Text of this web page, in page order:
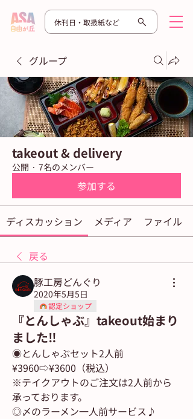
休刊日・取扱紙など
グループ
takeout & delivery
公開 · 7名のメンバー
参加する
ディスカッション メディア ファイル
戻る
豚工房どんぐり
2020年5月5日
認定ショップ
『とんしゃぶ』takeout始まり
ました‼︎
◉とんしゃぶセット2人前
¥3960⇨¥3600（税込）
※テイクアウトのご注文は2人前から
承っております。
◎〆のラーメン一人前サービス♪